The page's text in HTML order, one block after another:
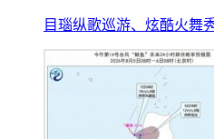
目瑙纵歌巡游、炫酷火